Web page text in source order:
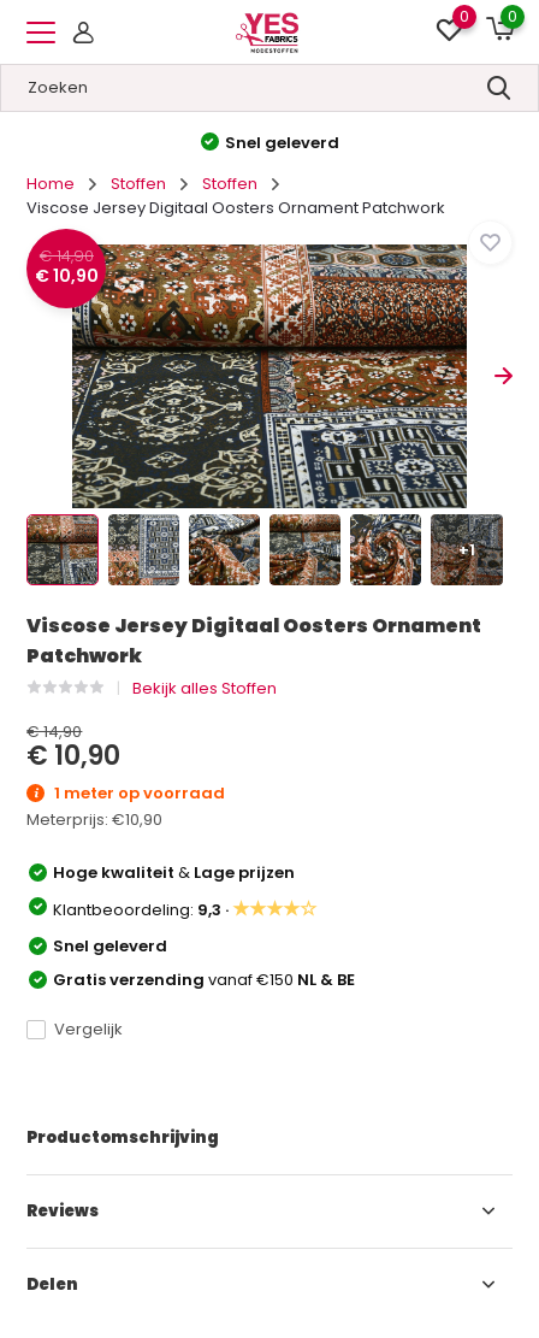
0 0
Snel geleverd
Home
Stoffen
Stoffen
Viscose Jersey Digitaal Oosters Ornament Patchwork
€ 14,90
€ 10,90
+1
Viscose Jersey Digitaal Oosters Ornament
Patchwork
Bekijk alles Stoffen
€ 14,90
€ 10,90
1 meter op voorraad
Meterprijs:€10,90
Hoge kwaliteit& Lage prijzen
Klantbeoordeling: 9,3 ·★★★★☆
Snel geleverd
Gratis verzendingvanaf €150 NL & BE
Vergelijk
Productomschrijving
Reviews
Delen